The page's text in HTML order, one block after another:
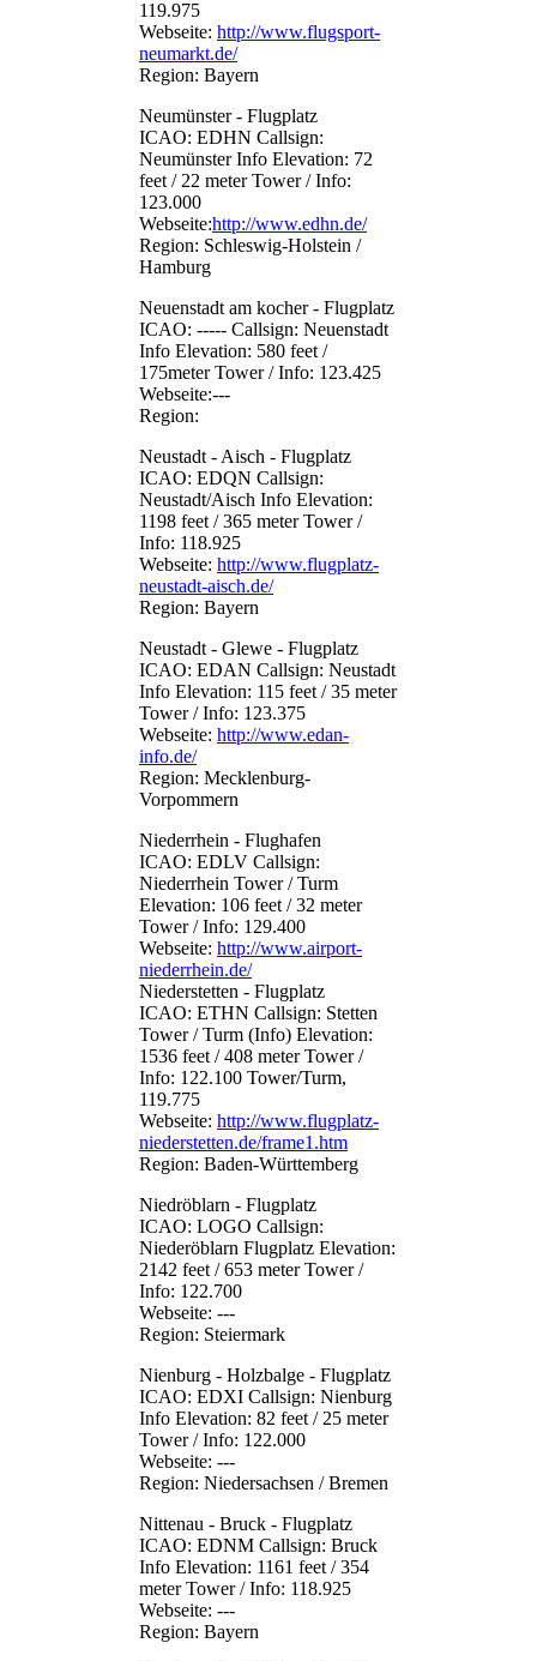
119.975
Webseite: http://www.flugsport-
neumarkt.de/
Region: Bayern
Neumünster - Flugplatz
ICAO: EDHN Callsign:
Neumünster Info Elevation: 72
feet / 22 meter Tower / Info:
123.000
Webseite:http://www.edhn.de/
Region: Schleswig-Holstein /
Hamburg
Neuenstadt am kocher - Flugplatz
ICAO: ----- Callsign: Neuenstadt
Info Elevation: 580 feet /
175meter Tower / Info: 123.425
Webseite:---
Region:
Neustadt - Aisch - Flugplatz
ICAO: EDQN Callsign:
Neustadt/Aisch Info Elevation:
1198 feet / 365 meter Tower /
Info: 118.925
Webseite: http://www.flugplatz-
neustadt-aisch.de/
Region: Bayern
Neustadt - Glewe - Flugplatz
ICAO: EDAN Callsign: Neustadt
Info Elevation: 115 feet / 35 meter
Tower / Info: 123.375
Webseite: http://www.edan-
info.de/
Region: Mecklenburg-
Vorpommern
Niederrhein - Flughafen
ICAO: EDLV Callsign:
Niederrhein Tower / Turm
Elevation: 106 feet / 32 meter
Tower / Info: 129.400
Webseite: http://www.airport-
niederrhein.de/
Niederstetten - Flugplatz
ICAO: ETHN Callsign: Stetten
Tower / Turm (Info) Elevation:
1536 feet / 408 meter Tower /
Info: 122.100 Tower/Turm,
119.775
Webseite: http://www.flugplatz-
niederstetten.de/frame1.htm
Region: Baden-Württemberg
Niedröblarn - Flugplatz
ICAO: LOGO Callsign:
Niederöblarn Flugplatz Elevation:
2142 feet / 653 meter Tower /
Info: 122.700
Webseite: ---
Region: Steiermark
Nienburg - Holzbalge - Flugplatz
ICAO: EDXI Callsign: Nienburg
Info Elevation: 82 feet / 25 meter
Tower / Info: 122.000
Webseite: ---
Region: Niedersachsen / Bremen
Nittenau - Bruck - Flugplatz
ICAO: EDNM Callsign: Bruck
Info Elevation: 1161 feet / 354
meter Tower / Info: 118.925
Webseite: ---
Region: Bayern